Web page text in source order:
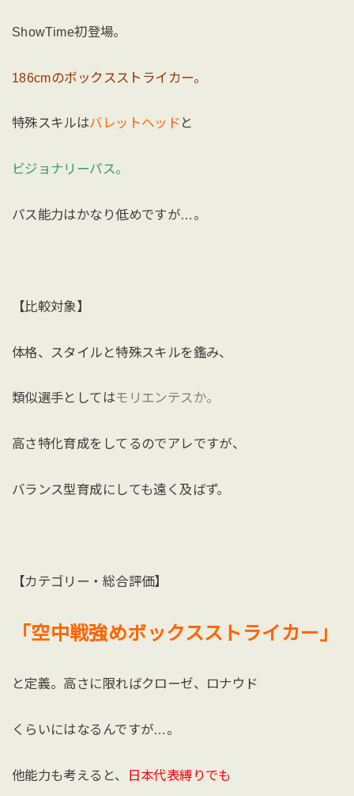
ShowTime初登場。
186cmのボックスストライカー。
特殊スキルはバレットヘッド と
ビジョナリーパス。
パス能力はかなり低めですが…。
【比較対象】
体格、スタイルと特殊スキルを鑑み、
類似選手としてはモリエンテスか。
高さ特化育成をしてるのでアレですが、
バランス型育成にしても遠く及ばず。
【カテゴリー・総合評価】
「空中戦強めボックスストライカー」
と定義。高さに限ればクローゼ、ロナウド
くらいにはなるんですが…。
他能力も考えると、 日本代表縛りでも